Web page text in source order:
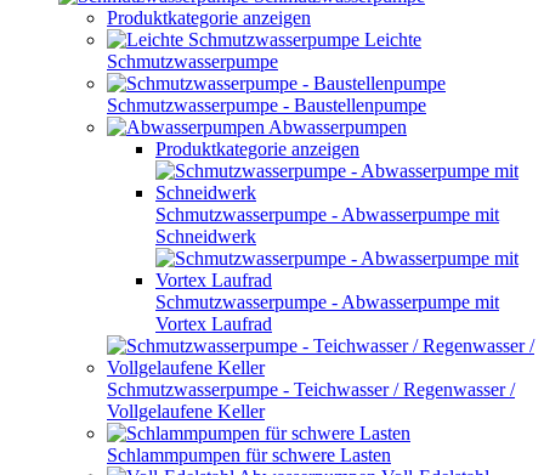
Produktkategorie anzeigen
Leichte
Schmutzwasserpumpe
Schmutzwasserpumpe - Baustellenpumpe
Abwasserpumpen
Produktkategorie anzeigen
Schmutzwasserpumpe - Abwasserpumpe mit
Schneidwerk
Schmutzwasserpumpe - Abwasserpumpe mit
Vortex Laufrad
Schmutzwasserpumpe - Teichwasser / Regenwasser /
Vollgelaufene Keller
Schlammpumpen für schwere Lasten